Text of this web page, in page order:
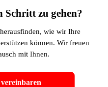
Schritt zu gehen?
wie wir Ihre
können. Wir freuen
mit Ihnen.